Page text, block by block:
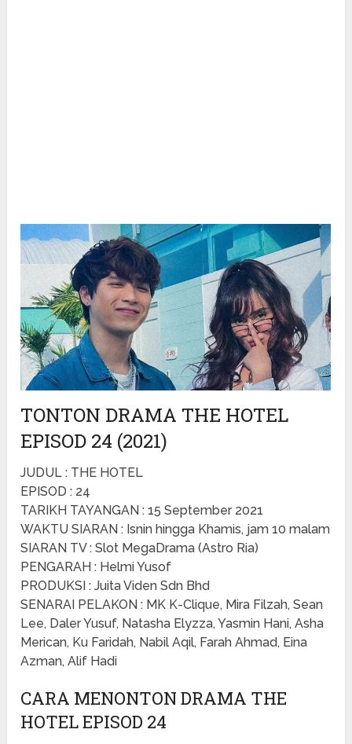
TONTON DRAMA THE HOTEL
EPISOD 24 (2021)
JUDUL : THE HOTEL
EPISOD : 24
TARIKH TAYANGAN : 15 September 2021
WAKTU SIARAN : Isnin hingga Khamis, jam 10 malam
SIARAN TV : Slot MegaDrama (Astro Ria)
PENGARAH : Helmi Yusof
PRODUKSI : Juita Viden Sdn Bhd
SENARAI PELAKON : MK K-Clique, Mira Filzah, Sean
Lee, Daler Yusuf, Natasha Elyzza, Yasmin Hani, Asha
Merican, Ku Faridah, Nabil Aqil, Farah Ahmad, Eina
Azman, Alif Hadi
CARA MENONTON DRAMA THE
HOTEL EPISOD 24